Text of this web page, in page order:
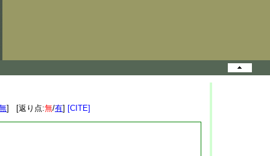
] [返り点:無/有] [CITE]